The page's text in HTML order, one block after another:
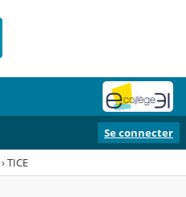
Se connecter
›TICE